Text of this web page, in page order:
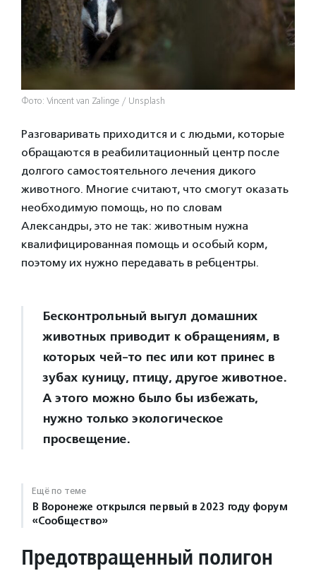
Фото: Vincent van Zalinge / Unsplash
Разговаривать приходится и с людьми, которые
обращаются в реабилитационный центр после
долгого самостоятельного лечения дикого
животного. Многие считают, что смогут оказать
необходимую помощь, но по словам
Александры, это не так: животным нужна
квалифицированная помощь и особый корм,
поэтому их нужно передавать в ребцентры.
Бесконтрольный выгул домашних
животных приводит к обращениям, в
которых чей-то пес или кот принес в
зубах куницу, птицу, другое животное.
А этого можно было бы избежать,
нужно только экологическое
просвещение.
Ещё по теме
В Воронеже открылся первый в 2023 году форум
«Сообщество»
Предотвращенный полигон